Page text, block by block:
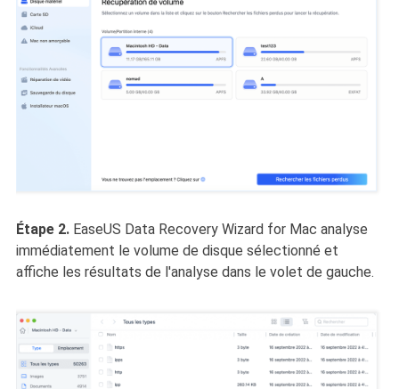
Étape 2. EaseUS Data Recovery Wizard for Mac analyse
immédiatement le volume de disque sélectionné et
affiche les résultats de l'analyse dans le volet de gauche.